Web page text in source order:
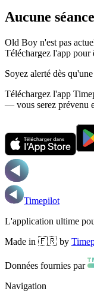
Aucune
Old Boy n'est pas
Téléchargez l'app pour
Soyez alerté dès
Téléchargez l'app
— vous serez prévenu
Timepilot
L'application ultime
Made in 🇫🇷 by
Données fournies par
Navigation